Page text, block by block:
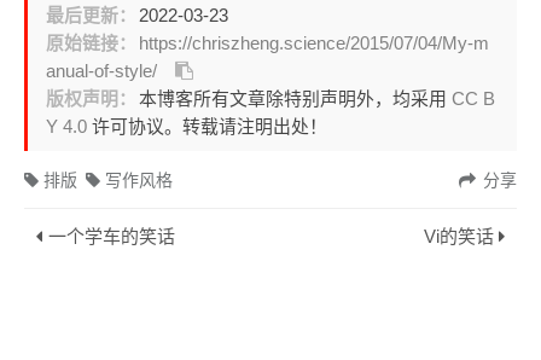
最后更新：
2022-03-23
原始链接：
https://chriszheng.science/2015/07/04/My-m
anual-of-style/
版权声明：
本博客所有文章除特别声明外，均采用CC B
Y 4.0许可协议。转载请注明出处！
分享
排版 写作风格
一个学车的笑话 Vi的笑话